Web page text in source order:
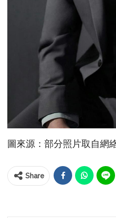
圖來源：部分照片取自網
Share